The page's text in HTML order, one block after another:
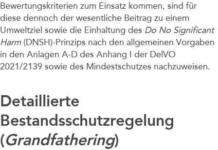
Bewertungskriterien zum Einsatz kommen, sind für
diese dennoch der wesentliche Beitrag zu einem
Umweltziel sowie die Einhaltung des Do No Significant
Harm(DNSH)-Prinzips nach den allgemeinen Vorgaben
in den Anlagen A-D des Anhang I der DelVO
2021/2139 sowie des Mindestschutzes nachzuweisen.
Detaillierte
Bestandsschutzregelung
(Grandfathering)